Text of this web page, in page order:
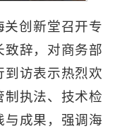
创新堂召开专
致辞，对商务部
到访表示热烈欢
制执法、技术检
与成果，强调海